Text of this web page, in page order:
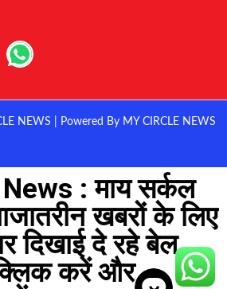
NEWS | Powered By MY CIRCLE NEWS
: माय सर्कल
खबरों के लिए
दिखाई दे रहे बेल
करें और